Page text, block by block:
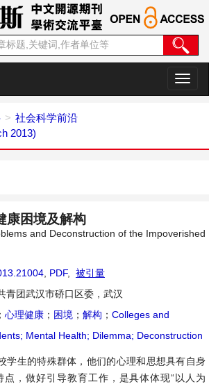
切
换
社会科学前沿
2013)
康困境及解构
and Deconstruction of the Impoverished
PDF,
被引量
青团武汉市硚口区委，武汉
； 心理健康 ； 困境 ； 解构 ； Colleges and
Mental Health; Dilemma; Deconstruction
学生的特殊群体，他们的心理和思想具有自身
点，做好引导教育工作，是具体体现“以人为